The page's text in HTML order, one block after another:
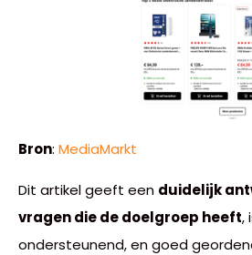
Bron: MediaMarkt
Dit artikel geeft een duidelijk
vragen die de doelgroep heeft,
ondersteunend, en goed